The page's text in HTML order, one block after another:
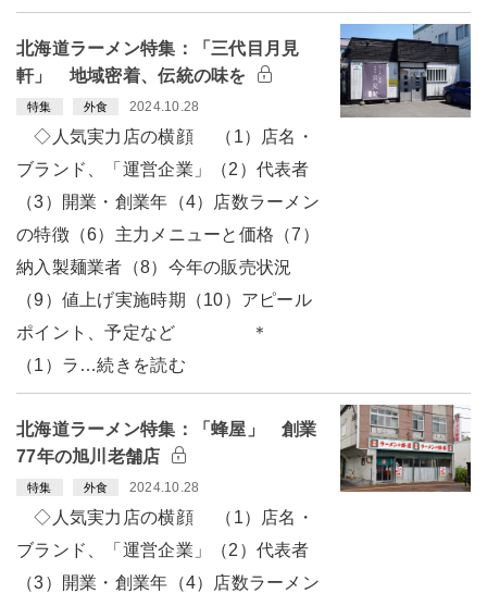
北海道ラーメン特集：「三代目月見
軒」 地域密着、伝統の味を
特集 外食 2024.10.28
◇人気実力店の横顔 （1）店名・
ブランド、「運営企業」（2）代表者
（3）開業・創業年（4）店数ラーメン
の特徴（6）主力メニューと価格（7）
納入製麺業者（8）今年の販売状況
（9）値上げ実施時期（10）アピール
ポイント、予定など ＊
（1）ラ…続きを読む
北海道ラーメン特集：「蜂屋」 創業
77年の旭川老舗店
特集 外食 2024.10.28
◇人気実力店の横顔 （1）店名・
ブランド、「運営企業」（2）代表者
（3）開業・創業年（4）店数ラーメン